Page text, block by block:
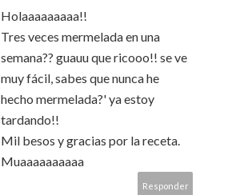
Holaaaaaaaaa!!
Tres veces mermelada en una
semana?? guauu que ricooo!! se ve
muy fácil, sabes que nunca he
hecho mermelada?' ya estoy
tardando!!
Mil besos y gracias por la receta.
Muaaaaaaaaaa
Responder